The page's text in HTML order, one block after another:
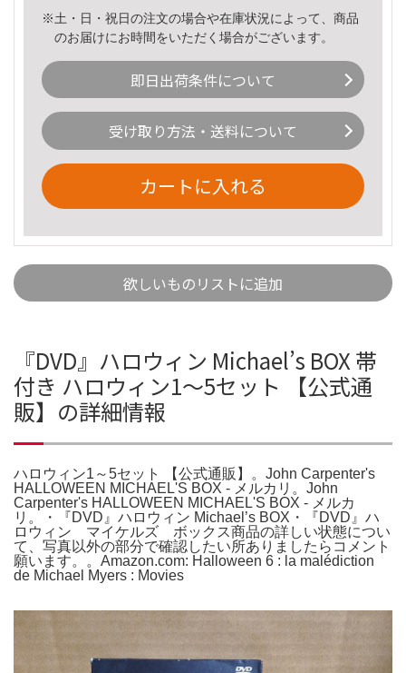
※土・日・祝日の注文の場合や在庫状況によって、商品
のお届けにお時間をいただく場合がございます。
即日出荷条件について
受け取り方法・送料について
カートに入れる
欲しいものリストに追加
『DVD』ハロウィン Michael’s BOX 帯
付き ハロウィン1～5セット 【公式通
販】の詳細情報
ハロウィン1～5セット 【公式通販】。John Carpenter's
HALLOWEEN MICHAEL'S BOX - メルカリ。John
Carpenter's HALLOWEEN MICHAEL'S BOX - メルカ
リ。・『DVD』ハロウィン Michael’s BOX・『DVD』ハ
ロウィン マイケルズ ボックス商品の詳しい状態につい
て、写真以外の部分で確認したい所ありましたらコメント
願います。。Amazon.com: Halloween 6 : la malédiction
de Michael Myers : Movies